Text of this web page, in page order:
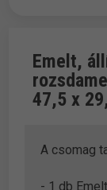
Emelt,
47,5 x
A csomag
- 1 db